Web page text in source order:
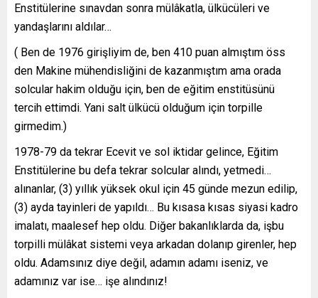
Enstitülerine sınavdan sonra mülâkatla, ülkücüleri ve
yandaşlarını aldılar…
( Ben de 1976 girişliyim de, ben 410 puan almıştım öss
den Makine mühendisliğini de kazanmıştım ama orada
solcular hakim olduğu için, ben de eğitim enstitüsünü
tercih ettimdi. Yani salt ülkücü olduğum için torpille
girmedim.)
1978-79 da tekrar Ecevit ve sol iktidar gelince, Eğitim
Enstitülerine bu defa tekrar solcular alındı, yetmedi…
alınanlar, (3) yıllık yüksek okul için 45 günde mezun edilip,
(3) ayda tayinleri de yapıldı… Bu kısasa kısas siyasi kadro
imalatı, maalesef hep oldu. Diğer bakanlıklarda da, işbu
torpilli mülâkat sistemi veya arkadan dolanıp girenler, hep
oldu. Adamsınız diye değil, adamın adamı iseniz, ve
adamınız var ise… işe alındınız!